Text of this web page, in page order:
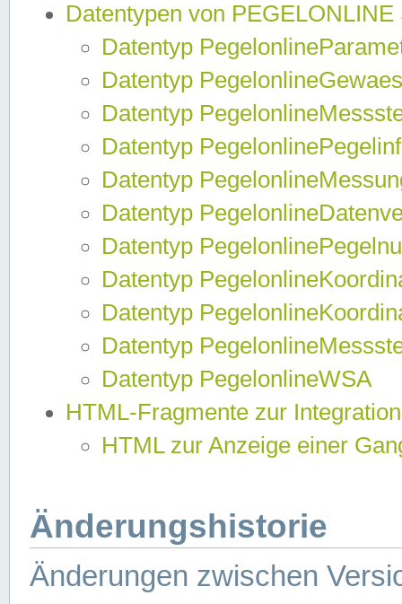
Datentypen von
Datentyp
Datentyp
Datentyp
Datentyp
Datentyp
Datentyp
Datentyp
Datentyp
Datentyp
Datentyp
Datentyp PegelonlineWSA
HTML-Fragmente zur
HTML zur Anzeige einer
Änderungshistorie
Änderungen zwischen